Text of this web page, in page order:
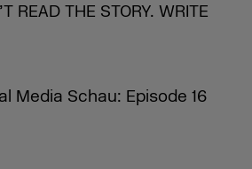
READ THE STORY. WRITE
Media Schau: Episode 16